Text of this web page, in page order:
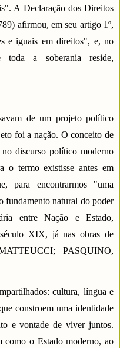
A Declaração dos Direitos
afirmou, em seu artigo 1º,
e iguais em direitos", e, no
a soberania reside,
de um projeto político
foi a nação. O conceito de
discurso político moderno
o termo existisse antes em
para encontrarmos "uma
fundamento natural do poder
entre Nação e Estado,
XIX, já nas obras de
PASQUINO,
cultura, língua e
constroem uma identidade
e vontade de viver juntos.
como o Estado moderno, ao